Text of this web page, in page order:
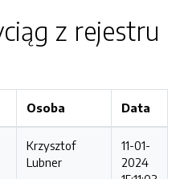
z rejestru
Osoba Data
Krzysztof
Lubner
11-01-
2024